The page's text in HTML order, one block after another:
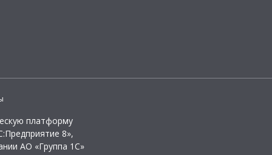
платформу
8»,
АО «Группа 1С»